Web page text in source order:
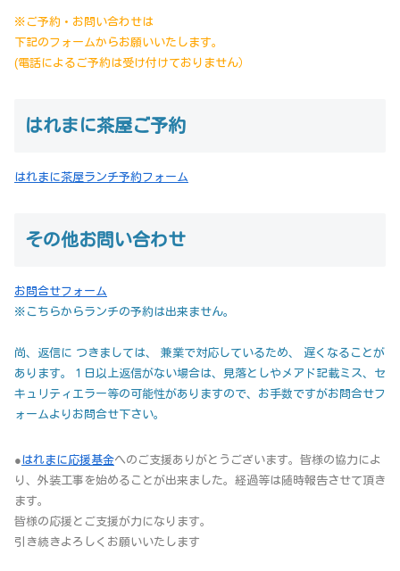
※ご予約・お問い合わせは
下記のフォームからお願いいたします。
(電話によるご予約は受け付けておりません）
はれまに茶屋ご予約
はれまに茶屋ランチ予約フォーム
その他お問い合わせ
お問合せフォーム
※こちらからランチの予約は出来ません。
尚、返信に つきましては、 兼業で対応しているため、 遅くなることが
あります。１日以上返信がない場合は、見落としやメアド記載ミス、セ
キュリティエラー等の可能性がありますので、お手数ですがお問合せフ
ォームよりお問合せ下さい。
●はれまに応援基金へのご支援ありがとうございます。皆様の協力によ
り、外装工事を始めることが出来ました。経過等は随時報告させて頂き
ます。
皆様の応援とご支援が力になります。
引き続きよろしくお願いいたします